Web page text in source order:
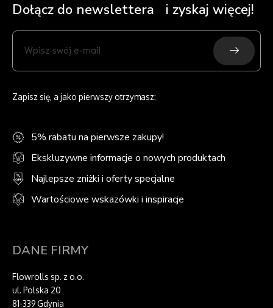
Dołącz do newslettera i zyskaj więcej!
swój
e-
Submit
Zapisz się, a jako pierwszy otrzymasz:
5% rabatu na pierwsze zakupy!
Ekskluzywne informacje o nowych produktach
Najlepsze zniżki i oferty specjalne
Wartościowe wskazówki i inspiracje
DANE FIRMY
Flowrolls sp. z o.o.
ul. Polska 20
81-339 Gdynia